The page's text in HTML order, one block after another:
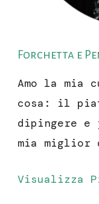
Forchetta e
Amo la mia
cosa: il
dipingere
mia miglior
Visualizza